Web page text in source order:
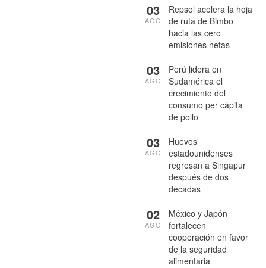
Repsol acelera la hoja
de ruta de Bimbo
hacia las cero
emisiones netas
03
AGO
Perú lidera en
Sudamérica el
crecimiento del
consumo per cápita
de pollo
03
AGO
Huevos
estadounidenses
regresan a Singapur
después de dos
décadas
03
AGO
México y Japón
fortalecen
cooperación en favor
de la seguridad
alimentaria
02
AGO